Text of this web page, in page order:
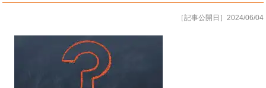
［記事公開日］2024/06/04